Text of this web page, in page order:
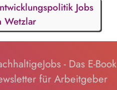
Jobs
Wetzlar
- Das E-Book
für Arbeitgeber